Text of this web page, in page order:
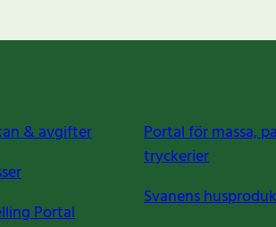
& avgifter
Portal
Portal för massa,
tryckerier
Svanens